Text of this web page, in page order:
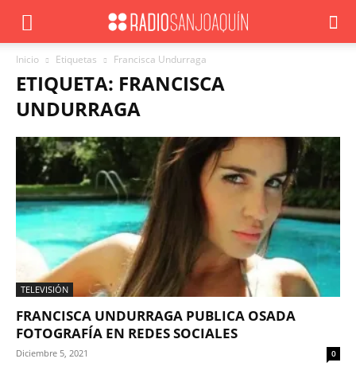
Inicio Etiquetas Francisca Undurraga
ETIQUETA: FRANCISCA
UNDURRAGA
TELEVISIÓN
FRANCISCA UNDURRAGA PUBLICA OSADA
FOTOGRAFÍA EN REDES SOCIALES
Diciembre 5, 2021 0